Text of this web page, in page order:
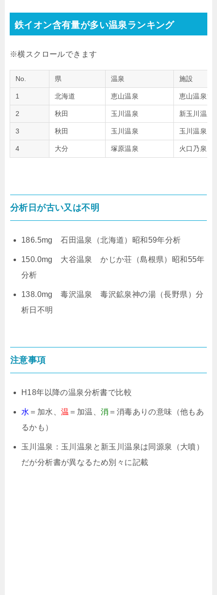
鉄イオン含有量が多い温泉ランキング
No. 県 温泉 施設
1 北海道 恵山温泉 恵山温泉温
2 秋田 玉川温泉 新玉川温泉
3 秋田 玉川温泉 玉川温泉
4 大分 塚原温泉 火口乃泉
分析日が古い又は不明
186.5mg 石田温泉（北海道）昭和59年分析
150.0mg 大谷温泉 かじか荘（島根県）昭和55年
分析
138.0mg 毒沢温泉 毒沢鉱泉神の湯（長野県）分
析日不明
注意事項
H18年以降の温泉分析書で比較
水 ＝加水、温 ＝加温、消 ＝消毒ありの意味（他もあ
るかも）
玉川温泉：玉川温泉と新玉川温泉は同源泉（大噴）
だが分析書が異なるため別々に記載